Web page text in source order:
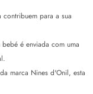
para a sua
é enviada com uma
marca Nines d'Onil, esta